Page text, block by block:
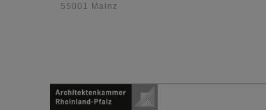
55001 Mainz